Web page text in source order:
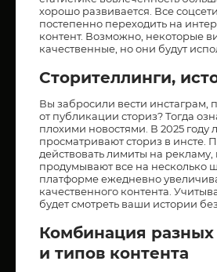
хорошо развивается. Все
постепенно переходить на
контент. Возможно, некоторые
качественные, но они будут
Сторителлинги,
Вы забросили вести инстаграм,
от публикации сториз? Тогда
плохими новостями. В 2025 году
просматривают сториз в инсте.
действовать лимиты на рекламу,
продумывают все на несколько
платформе ежедневно
качественного контента.
будет смотреть ваши истории
Комбинация
и типов контента